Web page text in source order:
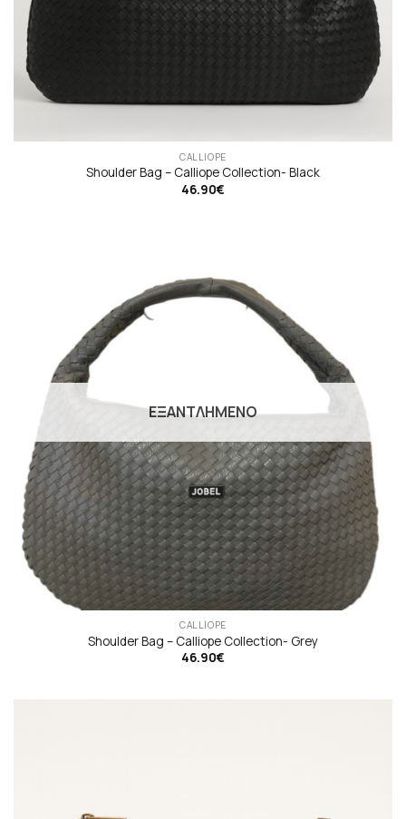
CALLIOPE
Shoulder Bag – Calliope Collection- Black
46.90€
ΕΞΑΝΤΛΗΜΈΝΟ
CALLIOPE
Shoulder Bag – Calliope Collection- Grey
46.90€